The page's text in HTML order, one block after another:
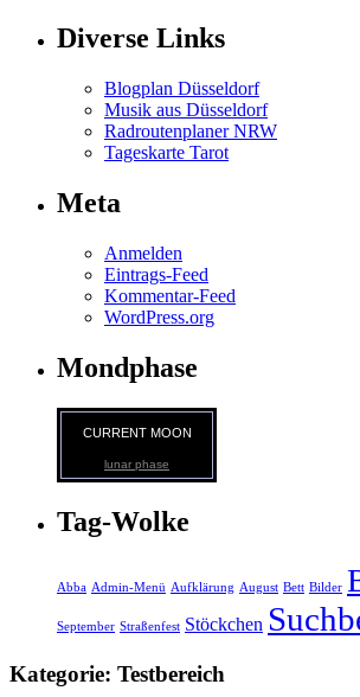
Diverse Links
Blogplan Düsseldorf
Musik aus Düsseldorf
Radroutenplaner NRW
Tageskarte Tarot
Meta
Anmelden
Eintrags-Feed
Kommentar-Feed
WordPress.org
Mondphase
CURRENT MOON
lunar phase
Tag-Wolke
Abba Admin-Menü Aufklärung August Bett Bilder
September Straßenfest Stöckchen
Kategorie: Testbereich